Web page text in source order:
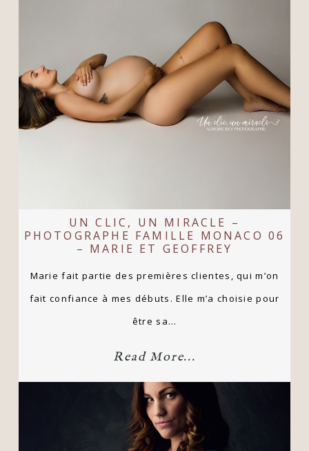
UN CLIC, UN MIRACLE –
PHOTOGRAPHE FAMILLE MONACO 06
– MARIE ET GEOFFREY
Marie fait partie des premières clientes, qui m’on
fait confiance à mes débuts. Elle m’a choisie pour
être sa…
Read More...